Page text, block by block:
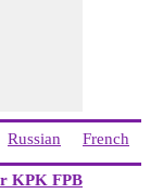
Russian French
KPK FPB